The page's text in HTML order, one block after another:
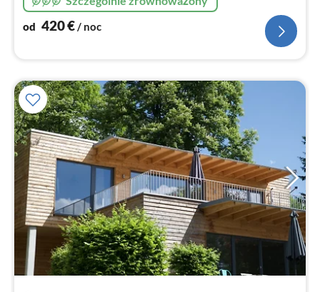
domek letniskowy zaprasza na wymarzony urlop
od 420€/ noc